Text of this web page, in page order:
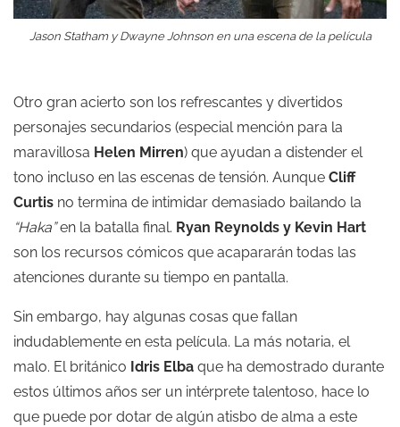
Jason Statham y Dwayne Johnson en una escena de la película
Otro gran acierto son los refrescantes y divertidos
personajes secundarios (especial mención para la
maravillosa Helen Mirren) que ayudan a distender el
tono incluso en las escenas de tensión. Aunque Cliff
Curtis no termina de intimidar demasiado bailando la
“Haka”en la batalla final. Ryan Reynolds y Kevin Hart
son los recursos cómicos que acapararán todas las
atenciones durante su tiempo en pantalla.
Sin embargo, hay algunas cosas que fallan
indudablemente en esta película. La más notaria, el
malo. El británico Idris Elba que ha demostrado durante
estos últimos años ser un intérprete talentoso, hace lo
que puede por dotar de algún atisbo de alma a este